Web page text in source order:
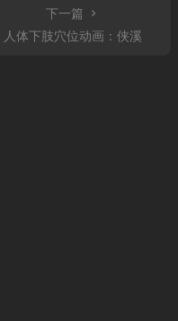
下一篇
人体下肢穴位动画：侠溪